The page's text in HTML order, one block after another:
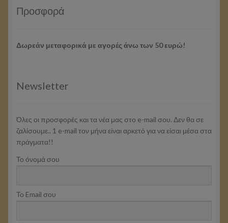
Προσφορά
Δωρεάν μεταφορικά με αγορές άνω των 50 ευρώ!
Newsletter
Όλες οι προσφορές και τα νέα μας στο e-mail σου. Δεν θα σε
ζαλίσουμε.. 1 e-mail τον μήνα είναι αρκετό για να είσαι μέσα στα
πράγματα!!
Το όνομά σου
Το Email σου